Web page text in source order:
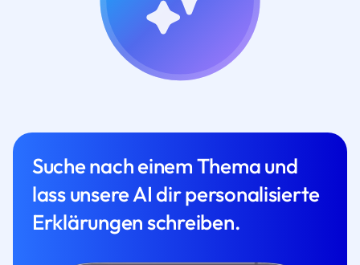
Suche nach einem Thema und
lass unsere AI dir personalisierte
Erklärungen schreiben.